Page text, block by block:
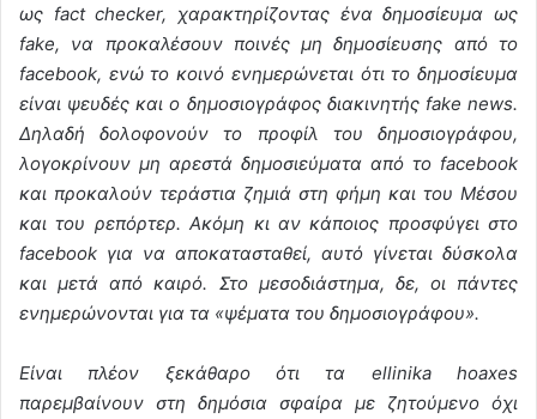
ως fact checker, χαρακτηρίζοντας ένα δημοσίευμα ως
fake, να προκαλέσουν ποινές μη δημοσίευσης από το
facebook, ενώ το κοινό ενημερώνεται ότι το δημοσίευμα
είναι ψευδές και ο δημοσιογράφος διακινητής fake news.
Δηλαδή δολοφονούν το προφίλ του δημοσιογράφου,
λογοκρίνουν μη αρεστά δημοσιεύματα από το facebook
και προκαλούν τεράστια ζημιά στη φήμη και του Μέσου
και του ρεπόρτερ. Ακόμη κι αν κάποιος προσφύγει στο
facebook για να αποκατασταθεί, αυτό γίνεται δύσκολα
και μετά από καιρό. Στο μεσοδιάστημα, δε, οι πάντες
ενημερώνονται για τα «ψέματα του δημοσιογράφου».
Είναι πλέον ξεκάθαρο ότι τα ellinika hoaxes
παρεμβαίνουν στη δημόσια σφαίρα με ζητούμενο όχι